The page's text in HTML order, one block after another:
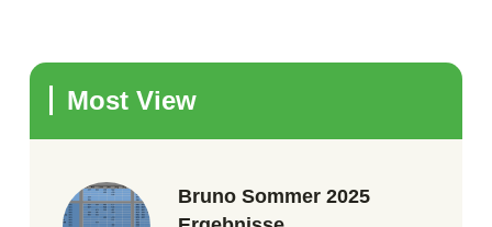
Most View
Bruno Sommer 2025